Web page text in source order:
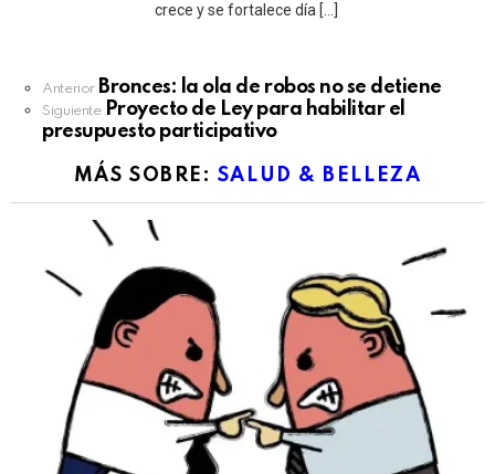
crece y se fortalece día […]
See
more
Anterior Bronces: la ola de robos no se detiene
Siguiente Proyecto de Ley para habilitar el
presupuesto participativo
MÁS SOBRE: SALUD & BELLEZA